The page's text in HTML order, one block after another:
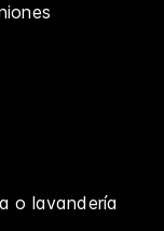
o lavandería